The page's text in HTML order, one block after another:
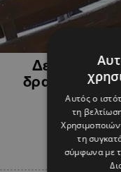
Δεν ήταν η
δραστών που
Αυτός ο
τη
τη
σύμφωνα με